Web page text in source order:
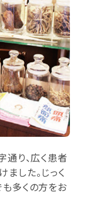
通り、広く患者
した。じっく
多くの方をお